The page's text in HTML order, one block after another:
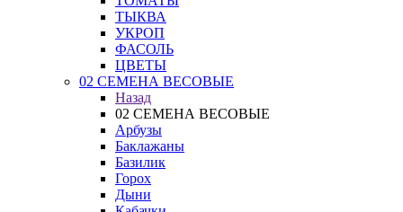
ТЫКВА
УКРОП
ФАСОЛЬ
ЦВЕТЫ
02 СЕМЕНА ВЕСОВЫЕ
Назад
02 СЕМЕНА ВЕСОВЫЕ
Арбузы
Баклажаны
Базилик
Горох
Дыни